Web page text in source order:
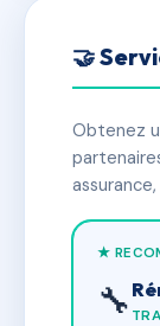
🤝
Obtenez
★
🔧